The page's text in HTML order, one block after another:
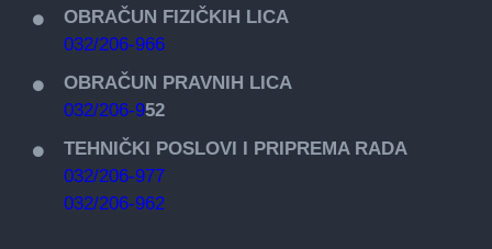
OBRAČUN FIZIČKIH LICA
032/206-966
OBRAČUN PRAVNIH LICA
032/206-952
TEHNIČKI POSLOVI I PRIPREMA RADA
032/206-977
032/206-962